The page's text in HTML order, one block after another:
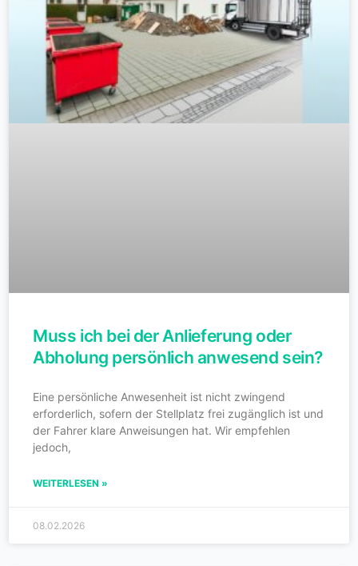
Muss ich bei der Anlieferung oder
Abholung persönlich anwesend sein?
Eine persönliche Anwesenheit ist nicht zwingend
erforderlich, sofern der Stellplatz frei zugänglich ist und
der Fahrer klare Anweisungen hat. Wir empfehlen
jedoch,
WEITERLESEN »
08.02.2026